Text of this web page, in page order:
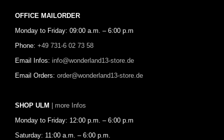
OFFICE MAILORDER
Monday to Friday: 09:00 a.m. – 6:00 p.m
Phone: +49 731-6 02 73 58
Email Infos: info@wonderland13-store.de
Email Orders: order@wonderland13-store.de
SHOP ULM | more Infos
Monday to Friday: 12:00 p.m. – 6:00 p.m
Saturday: 11:00 a.m. – 6:00 p.m.